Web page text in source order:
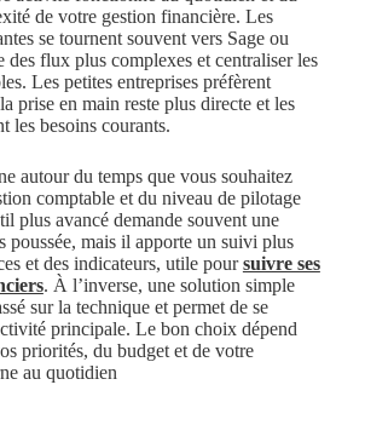
de votre gestion financière. Les
se tournent souvent vers Sage ou
des flux plus complexes et centraliser les
Les petites entreprises préfèrent
prise en main reste plus directe et les
les besoins courants.
autour du temps que vous souhaitez
comptable et du niveau de pilotage
plus avancé demande souvent une
poussée, mais il apporte un suivi plus
et des indicateurs, utile poursuivre ses
. À l’inverse, une solution simple
sur la technique et permet de se
principale. Le bon choix dépend
priorités, du budget et de votre
au quotidien